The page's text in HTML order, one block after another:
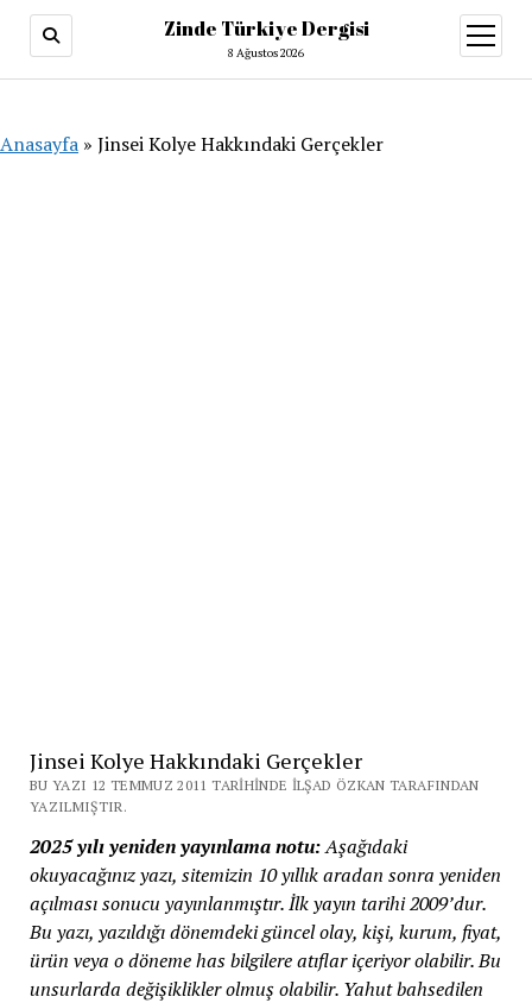
Zinde Türkiye Dergisi
8 Ağustos 2026
aç
Anasayfa » Jinsei Kolye Hakkındaki Gerçekler
Jinsei Kolye Hakkındaki Gerçekler
BU YAZI 12 TEMMUZ 2011 TARIHINDE İLŞAD ÖZKAN TARAFINDAN
YAZILMIŞTIR.
2025 yılı yeniden yayınlama notu:Aşağıdaki
okuyacağınız yazı, sitemizin 10 yıllık aradan sonra yeniden
açılması sonucu yayınlanmıştır. İlk yayın tarihi 2009’dur.
Bu yazı, yazıldığı dönemdeki güncel olay, kişi, kurum, fiyat,
ürün veya o döneme has bilgilere atıflar içeriyor olabilir. Bu
unsurlarda değişiklikler olmuş olabilir. Yahut bahsedilen